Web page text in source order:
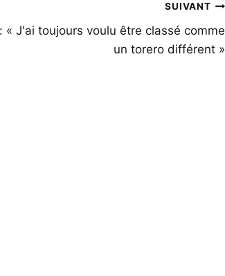
SUIVANT
« J'ai toujours voulu être classé comme
un torero différent »